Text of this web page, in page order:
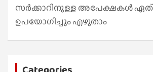
സർക്കാറിനുള്ള അപേക്ഷകൾ ഏത്
ഉപയോഗിച്ചും എഴുതാം